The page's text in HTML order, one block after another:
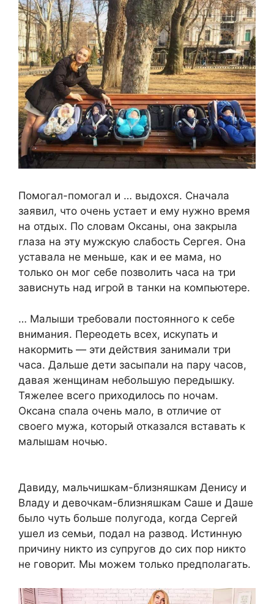
Помогал-помогал и … выдохся. Сначала
заявил, что очень устает и ему нужно время
на отдых. По словам Оксаны, она закрыла
глаза на эту мужскую слабость Сергея. Она
уставала не меньше, как и ее мама, но
только он мог себе позволить часа на три
зависнуть над игрой в танки на компьютере.
… Малыши требовали постоянного к себе
внимания. Переодеть всех, искупать и
накормить — эти действия занимали три
часа. Дальше дети засыпали на пару часов,
давая женщинам небольшую передышку.
Тяжелее всего приходилось по ночам.
Оксана спала очень мало, в отличие от
своего мужа, который отказался вставать к
малышам ночью.
Давиду, мальчишкам-близняшкам Денису и
Владу и девочкам-близняшкам Саше и Даше
было чуть больше полугода, когда Сергей
ушел из семьи, подал на развод. Истинную
причину никто из супругов до сих пор никто
не говорит. Мы можем только предполагать.